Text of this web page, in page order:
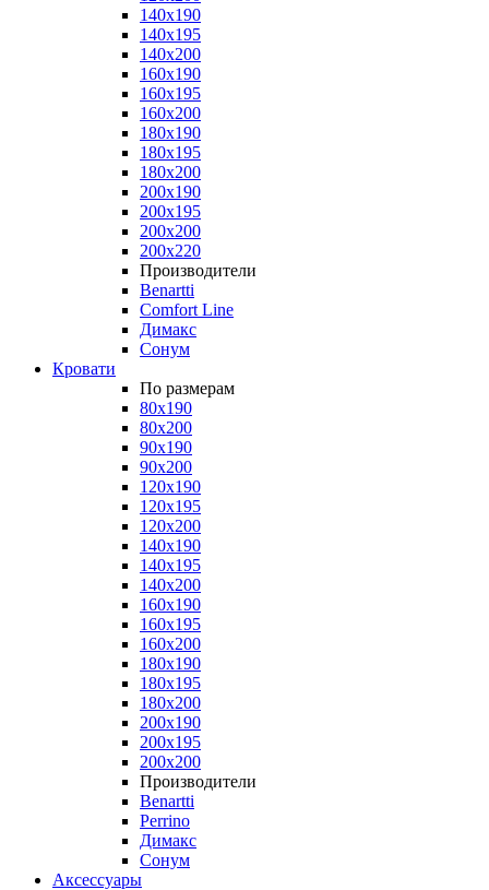
140x190
140x195
140x200
160x190
160x195
160x200
180x190
180x195
180x200
200x190
200x195
200x200
200x220
Производители
Benartti
Comfort Line
Димакс
Сонум
Кровати
По размерам
80x190
80x200
90x190
90x200
120x190
120x195
120x200
140x190
140x195
140x200
160x190
160x195
160x200
180x190
180x195
180x200
200x190
200x195
200x200
Производители
Benartti
Perrino
Димакс
Сонум
Аксессуары